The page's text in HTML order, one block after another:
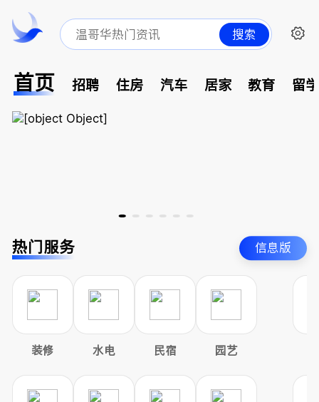
搜索
首页 招聘 住房 汽车 居家 教育 留
热门服务 信息版
装修 水电 民宿 园艺